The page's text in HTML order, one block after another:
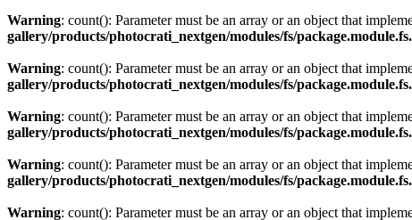
Warning: count(): Parameter must be an array or an object that
gallery/products/photocrati_nextgen/modules/fs/
Warning: count(): Parameter must be an array or an object that
gallery/products/photocrati_nextgen/modules/fs/
Warning: count(): Parameter must be an array or an object that
gallery/products/photocrati_nextgen/modules/fs/
Warning: count(): Parameter must be an array or an object that
gallery/products/photocrati_nextgen/modules/fs/
Warning: count(): Parameter must be an array or an object that